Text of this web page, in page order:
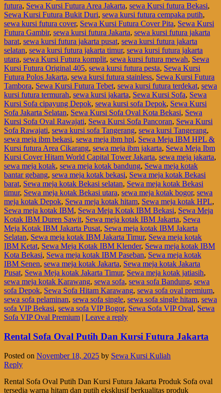
futura, Sewa Kursi Futura Area Jakarta, sewa Kursi futura Bekasi,
Sewa Kursi Futura Bukit Duri, sewa kursi futura cempaka putih,
sewa kursi futura cover, Sewa Kursi Futura Cover Pita, Sewa Kursi
Futura Gambir, sewa kursi futura Jakarta, sewa kursi futura jakarta
barat, sewa kursi futura jakarta pusat, sewa kursi futura jakarta
selatan, sewa kursi futura jakarta timur, sewa kursi futura jakarta
utara, sewa Kursi Futura komplit, sewa kursi futura mewah, Sewa
Kursi Futura Original 405, sewa kursi futura pesta, Sewa Kursi
Futura Polos Jakarta, sewa kursi futura stainless, Sewa Kursi Futura
Tambora, Sewa Kursi Futura Tebet, sewa kursi futura terdekat, sewa
kursi futura termurah, sewa kursi jakarta, Sewa Kursi Sofa, Sewa
Kursi Sofa cipayung Depok, sewa kursi sofa Depok, Sewa Kursi
Sofa Jakarta Selatan, Sewa Kursi Sofa Oval Kota Bekasi, Sewa
Kursi Sofa Oval Rawajati, Sewa Kursi Sofa Pancoran, Sewa Kursi
Sofa Rawajati, sewa kursi sofa Tangerang, sewa kursi Tangerang,
sewa meja ibm bekasi, sewa meja ibm hpl, Sewa Meja IBM HPL &
Kursi futura Area Cikarang, sewa meja ibm jakarta, Sewa Meja Ibm
Kursi Cover Hitam World Capital Tower Jakarta, sewa meja jakarta,
sewa meja kotak, sewa meja kotak bandung, Sewa meja kotak
bantar gebang, sewa meja kotak bekasi, Sewa meja kotak Bekasi
barat, Sewa meja kotak Bekasi selatan, Sewa meja kotak Bekasi
timur, Sewa meja kotak Bekasi utara, sewa meja kotak bogor, sewa
meja kotak Depok, Sewa meja kotak hitam, Sewa meja kotak HPL,
Sewa meja kotak IBM, Sewa Meja Kotak IBM Bekasi, Sewa Meja
Kotak IBM Duren Sawit, Sewa meja kotak IBM Jakarta, Sewa
Meja Kotak IBM Jakarta Pusat, Sewa meja kotak IBM Jakarta
Selatan, Sewa meja kotak IBM Jakarta Timur, Sewa meja kotak
IBM Ketat, Sewa Meja Kotak IBM Klender, Sewa meja kotak IBM
Kota Bekasi, Sewa meja kotak IBM Paseban, Sewa meja kotak
IBM Senen, sewa meja kotak Jakarta, Sewa meja kotak Jakarta
Pusat, Sewa Meja kotak Jakarta Timur, Sewa meja kotak jatiasih,
sewa meja kotak Karawang, sewa sofa, sewa sofa Bandung, sewa
sofa Depok, Sewa Sofa Hitam Karawang, sewa sofa oval premium,
sewa sofa pelaminan, sewa sofa single, sewa sofa single hitam, sewa
sofa VIP Bekasi, sewa sofa VIP Bogor, Sewa Sofa VIP Oval, Sewa
Sofa VIP Oval Premium | Leave a reply
Rental Sofa Oval Putih Dan Kursi Futura Jakarta
Posted on November 18, 2025 by Sewa Kursi Kuliah
Reply
Rental Sofa Oval Putih Dan Kursi Futura Jakarta Produk Sofa oval
tersedia warna hitam dan putih eksklusif berkualitas produk